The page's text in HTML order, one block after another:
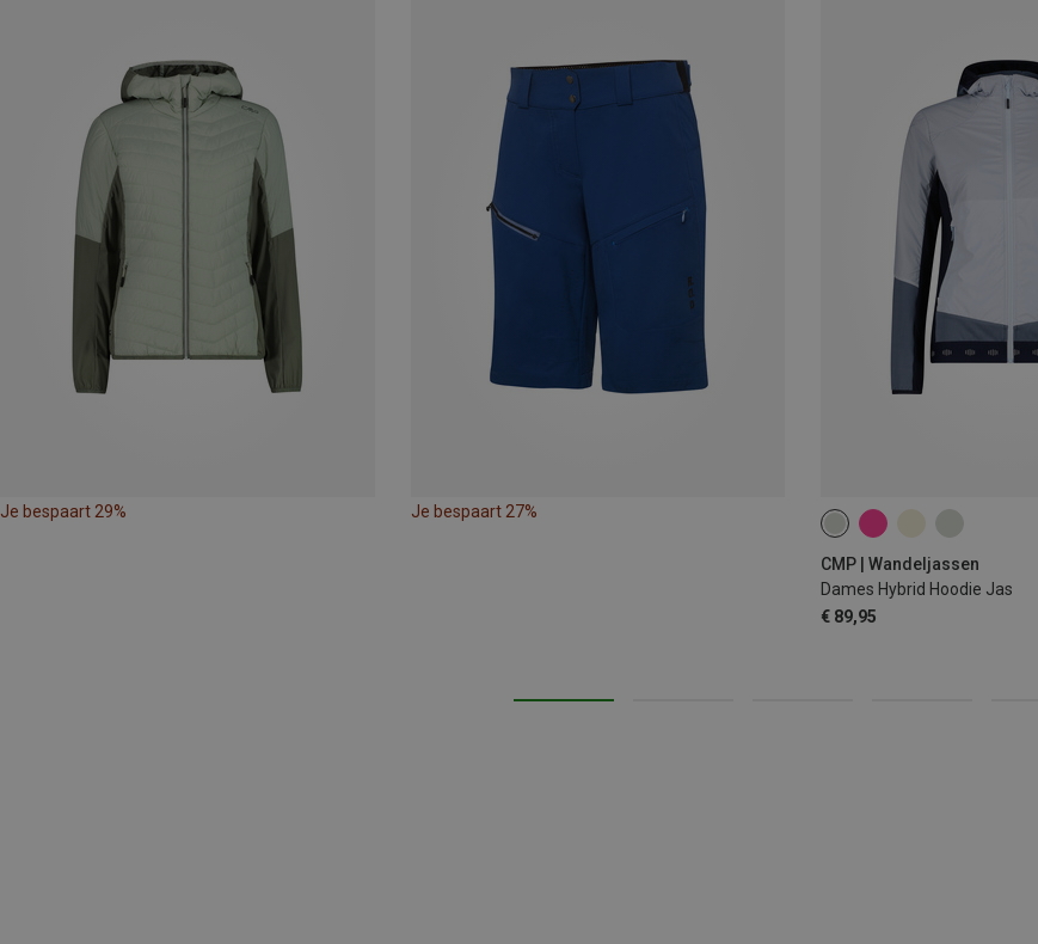
Je bespaart 29% Je bespaart 27%
CMP | Wandeljassen
Dames Hybrid Hoodie Jas
€ 89,95
S M